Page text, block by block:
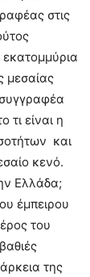
στις
μεσαίας
τι είναι η
και
κενό.
Ελλάδα;
έμπειρου
του
της